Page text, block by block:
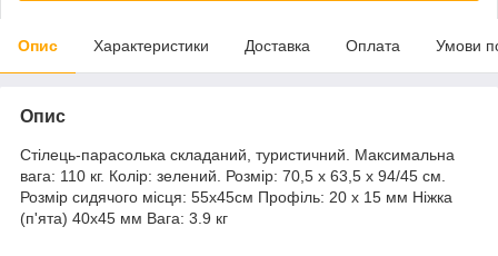
Опис Характеристики Доставка Оплата Умови
Опис
Стілець-парасолька складаний, туристичний. Максимальна
вага: 110 кг. Колір: зелений. Розмір: 70,5 х 63,5 х 94/45 см.
Розмір сидячого місця: 55х45см Профіль: 20 х 15 мм Ніжка
(п'ята) 40х45 мм Вага: 3.9 кг